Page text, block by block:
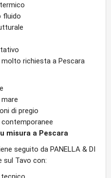
fluido
molto richiesta a Pescara
di pregio
misura a Pescara
seguito da PANELLA & DI
sul Tavo con: